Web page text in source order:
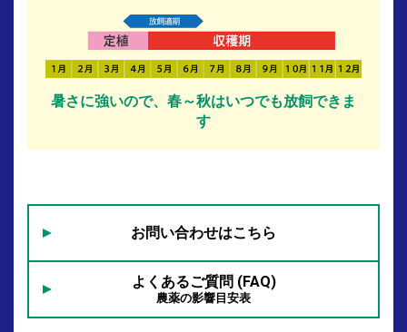
暑さに強いので、春～秋はいつでも放飼できま
す
お問い合わせはこちら
よくあるご質問 (FAQ)
農薬の影響目安表